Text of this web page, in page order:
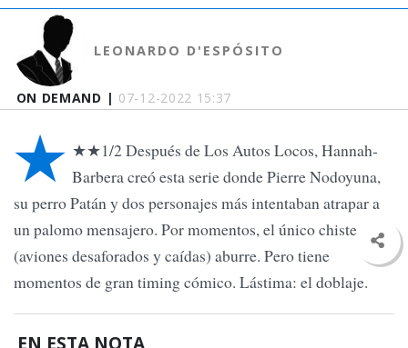
ON DEMAND | 07-12-2022 15:37
LEONARDO D'ESPÓSITO
★ ★★1/2 Después de Los Autos Locos, Hannah-
Barbera creó esta serie donde Pierre Nodoyuna,
su perro Patán y dos personajes más intentaban atrapar a
un palomo mensajero. Por momentos, el único chiste
(aviones desaforados y caídas) aburre. Pero tiene
momentos de gran timing cómico. Lástima: el doblaje.
EN ESTA NOTA